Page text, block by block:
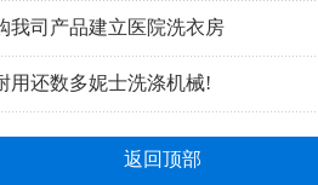
我司产品建立医院洗衣房
用还数多妮士洗涤机械!
返回顶部